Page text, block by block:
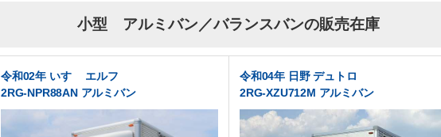
小型 アルミバン／バランスバンの販売在庫
令和02年 いすゞ エルフ
2RG-NPR88AN アルミバン
令和04年 日野 デュトロ
2RG-XZU712M アルミバン